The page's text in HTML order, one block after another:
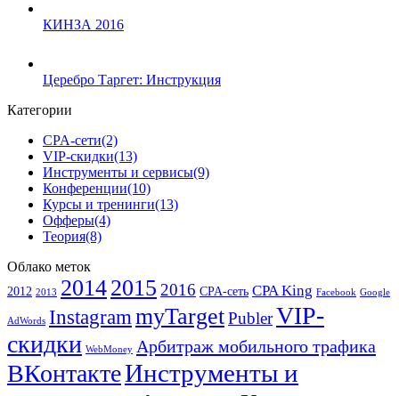
КИНЗА 2016
Церебро Таргет: Инструкция
Категории
CPA-сети(2)
VIP-скидки(13)
Инструменты и сервисы(9)
Конференции(10)
Курсы и тренинги(13)
Офферы(4)
Теория(8)
Облако меток
2012 2013 20142015 2016 CPA-сеть CPA King Facebook Google
AdWords InstagrammyTargetPublerVIP-
скидки WebMoney Арбитраж мобильного трафика
ВКонтактеИнструменты и